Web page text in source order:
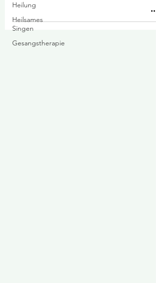
Heilung
Heilsames
Singen
Gesangstherapie